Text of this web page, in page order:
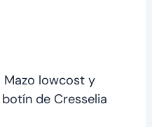
Mazo lowcost y
de Cresselia